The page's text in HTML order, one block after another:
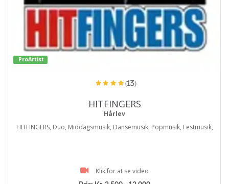
ProArtist
(13)
HITFINGERS
Hårlev
HITFINGERS, Duo, Middagsmusik, Dansemusik, Popmusik, Festmusik,
Klik for at se video